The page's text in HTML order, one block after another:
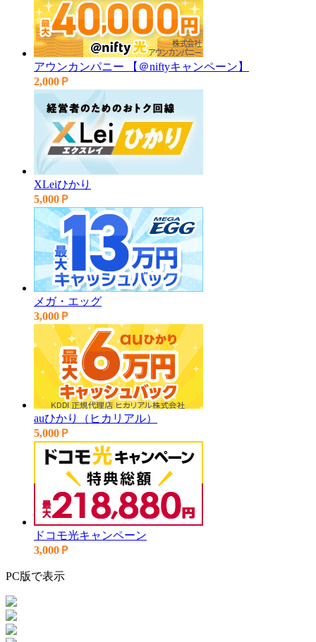
アウンカンパニー 【＠niftyキャンペーン】
2,000Ｐ
XLeiひかり
5,000Ｐ
メガ・エッグ
3,000Ｐ
auひかり（ヒカリアル）
5,000Ｐ
ドコモ光キャンペーン
3,000Ｐ
PC版で表示